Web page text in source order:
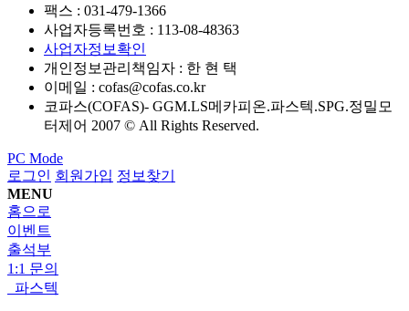
팩스 : 031-479-1366
사업자등록번호 : 113-08-48363
사업자정보확인
개인정보관리책임자 : 한 현 택
이메일 : cofas@cofas.co.kr
코파스(COFAS)- GGM.LS메카피온.파스텍.SPG.정밀모
터제어 2007 © All Rights Reserved.
PC Mode
로그인 회원가입 정보찾기
MENU
홈으로
이벤트
출석부
1:1 문의
파스텍